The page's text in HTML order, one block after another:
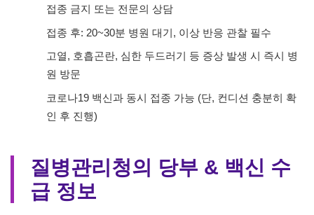
접종 금지 또는 전문의 상담
접종 후: 20~30분 병원 대기, 이상 반응 관찰 필수
고열, 호흡곤란, 심한 두드러기 등 증상 발생 시 즉시 병
원 방문
코로나19 백신과 동시 접종 가능 (단, 컨디션 충분히 확
인 후 진행)
질병관리청의 당부 & 백신 수
급 정보